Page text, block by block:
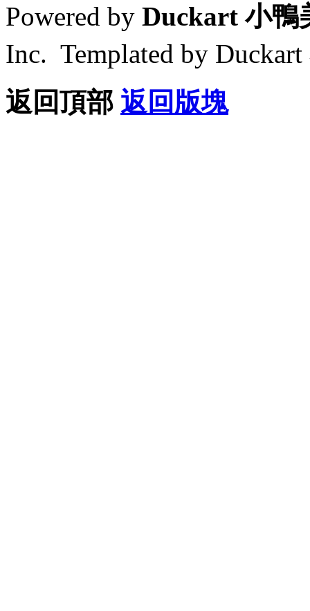
Powered by Duckart 小鴨
Inc. Templated by
返回頂部 返回版塊